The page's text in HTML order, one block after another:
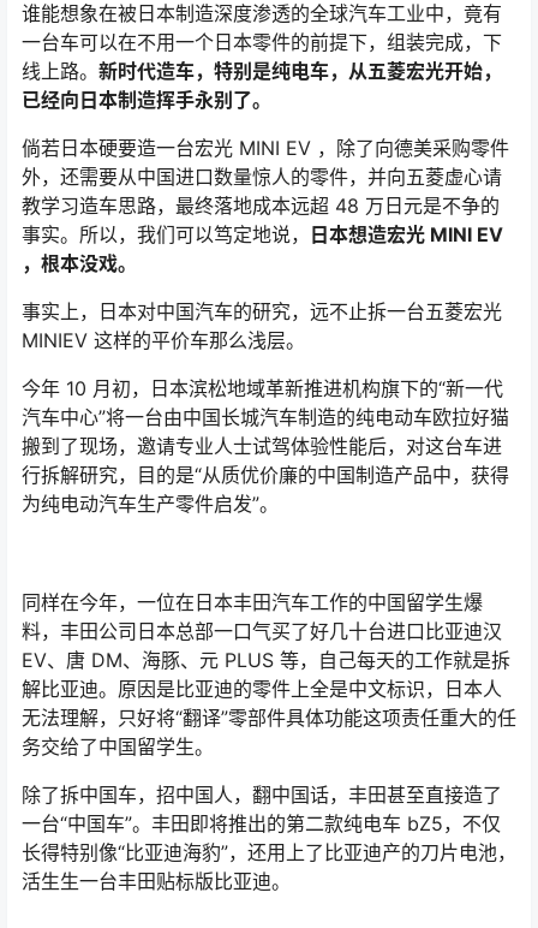
谁能想象在被日本制造深度渗透的全球汽车工业中，竟有
一台车可以在不用一个日本零件的前提下，组装完成，下
线上路。 新时代造车，特别是纯电车，从五菱宏光开始，
已经向日本制造挥手永别了。
倘若日本硬要造一台宏光 MINI EV ，除了向德美采购零件
外，还需要从中国进口数量惊人的零件，并向五菱虚心请
教学习造车思路，最终落地成本远超 48 万日元是不争的
事实。所以，我们可以笃定地说，
日本想造宏光 MINI EV
，根本没戏。
事实上，日本对中国汽车的研究，远不止拆一台五菱宏光
MINIEV 这样的平价车那么浅层。
今年 10 月初，日本滨松地域革新推进机构旗下的“新一代
汽车中心”将一台由中国长城汽车制造的纯电动车欧拉好猫
搬到了现场，邀请专业人士试驾体验性能后，对这台车进
行拆解研究，目的是“从质优价廉的中国制造产品中，获得
为纯电动汽车生产零件启发”。
同样在今年，一位在日本丰田汽车工作的中国留学生爆
料，丰田公司日本总部一口气买了好几十台进口比亚迪汉
EV、唐 DM、海豚、元 PLUS 等，自己每天的工作就是拆
解比亚迪。原因是比亚迪的零件上全是中文标识，日本人
无法理解，只好将“翻译”零部件具体功能这项责任重大的任
务交给了中国留学生。
除了拆中国车，招中国人，翻中国话，丰田甚至直接造了
一台“中国车”。丰田即将推出的第二款纯电车 bZ5，不仅
长得特别像“比亚迪海豹”，还用上了比亚迪产的刀片电池，
活生生一台丰田贴标版比亚迪。